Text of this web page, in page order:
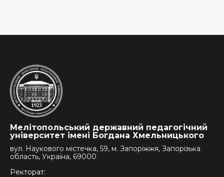
Мелітопольський державний педагогічний
університет імені Богдана Хмельницького
вул. Наукового містечка, 59, м. Запоріжжя, Запорізька
область, Україна, 69000
Ректорат: